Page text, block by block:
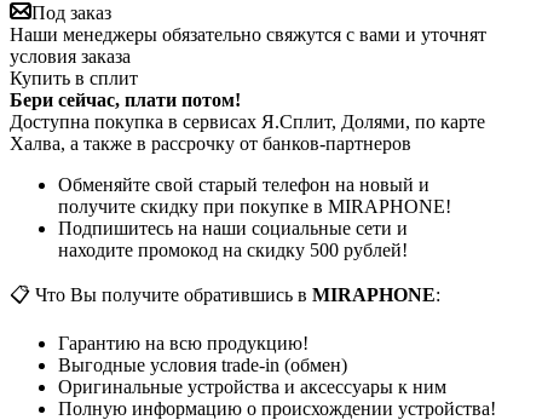
Под заказ
Наши менеджеры обязательно свяжутся с вами и уточнят
условия заказа
Купить в сплит
Бери сейчас, плати потом!
Доступна покупка в сервисах Я.Сплит, Долями, по карте
Халва, а также в рассрочку от банков-партнеров
Обменяйте свой старый телефон на новый и
получите скидку при покупке в MIRAPHONE!
Подпишитесь на наши социальные сети и
находите промокод на скидку 500 рублей!
📋 Что Вы получите обратившись в MIRAPHONE:
Гарантию на всю продукцию!
Выгодные условия trade-in (обмен)
Оригинальные устройства и аксессуары к ним
Полную информацию о происхождении устройства!